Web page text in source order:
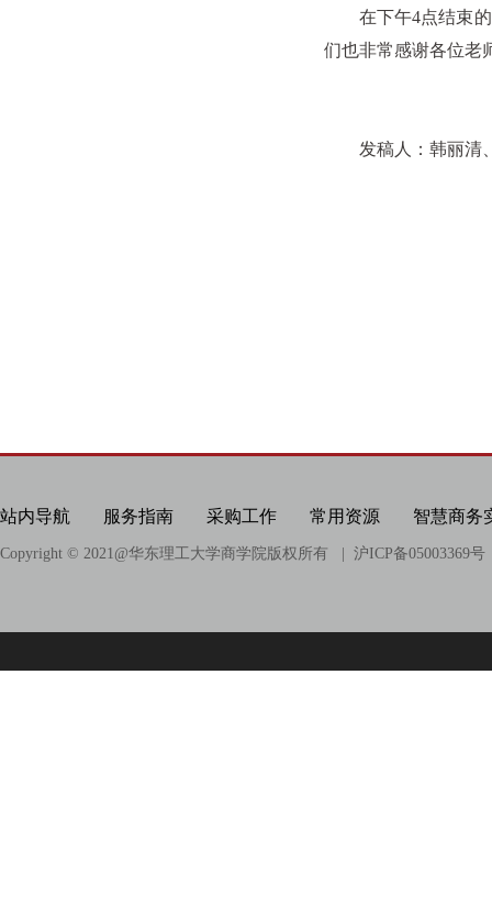
在下午4点结束的
们也非常感谢各位老
发稿人：韩丽清
站内导航 服务指南 采购工作 常用资源 智慧商务
Copyright © 2021@华东理工大学商学院版权所有 | 沪ICP备05003369号